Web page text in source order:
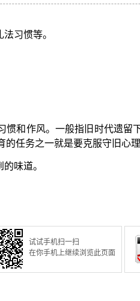
习惯等。
惯和作风。一般指旧时代遗留
的任务之一就是要克服守旧心
味道。
试试手机扫一扫
在你手机上继续浏览此页面